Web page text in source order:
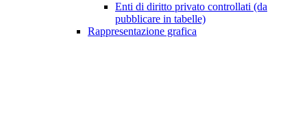
Enti di diritto privato controllati (da
pubblicare in tabelle)
Rappresentazione grafica